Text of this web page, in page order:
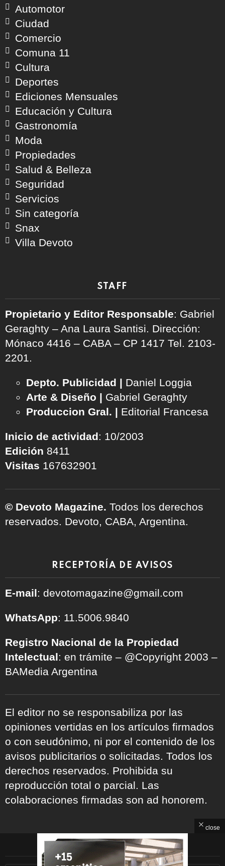
Automotor
Ciudad
Comercio
Comuna 11
Cultura
Deportes
Ediciones Mensuales
Educación y Cultura
Gastronomía
Moda
Propiedades
Salud & Belleza
Seguridad
Servicios
Sin categoría
Snax
Villa Devoto
STAFF
Propietario y Editor Responsable: Gabriel
Geraghty – Ana Laura Santisi. Dirección:
Mónaco 4416 – CABA – CP 1417 Tel. 2103-
2201.
Depto. Publicidad | Daniel Loggia
Arte & Diseño | Gabriel Geraghty
Produccion Gral. | Editorial Francesa
Inicio de actividad: 10/2003
Edición 8411
Visitas 167632901
© Devoto Magazine. Todos los derechos
reservados. Devoto, CABA, Argentina.
RECEPTORÍA DE AVISOS
E-mail: devotomagazine@gmail.com
WhatsApp: 11.5006.9840
Registro Nacional de la Propiedad
Intelectual: en trámite – @Copyright 2003 –
BAMedia Argentina
El editor no se responsabiliza por las
opiniones vertidas en los artículos firmados
o con seudónimo, ni por el contenido de los
avisos publicitarios o solicitadas. Todos los
derechos reservados. Prohibida su
reproducción total o parcial. Las
colaboraciones firmadas son ad honorem.
ARCHIVOS
close